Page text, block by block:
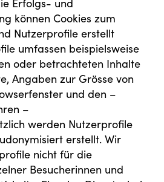
Erfolgs- und
können Cookies zum
Nutzerprofile erstellt
umfassen beispielsweise
oder betrachteten Inhalte
Angaben zur Grösse von
und den –
–
werden Nutzerprofile
erstellt. Wir
nicht für die
Besucherinnen und